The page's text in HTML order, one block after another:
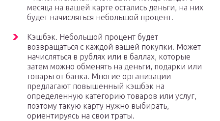
месяца на вашей карте остались деньги, на них
будет начисляться небольшой процент.
Кэшбэк. Небольшой процент будет
возвращаться с каждой вашей покупки. Может
начисляться в рублях или в баллах, которые
затем можно обменять на деньги, подарки или
товары от банка. Многие организации
предлагают повышенный кэшбэк на
определенную категорию товаров или услуг,
поэтому такую карту нужно выбирать,
ориентируясь на свои траты.